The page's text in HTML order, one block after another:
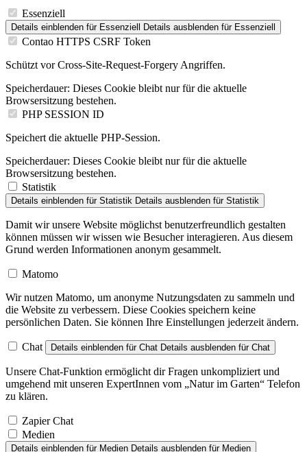
Essenziell
Details einblenden für Essenziell Details ausblenden für Essenziell
Contao HTTPS CSRF Token
Schützt vor Cross-Site-Request-Forgery Angriffen.
Speicherdauer: Dieses Cookie bleibt nur für die aktuelle
Browsersitzung bestehen.
PHP SESSION ID
Speichert die aktuelle PHP-Session.
Speicherdauer: Dieses Cookie bleibt nur für die aktuelle
Browsersitzung bestehen.
Statistik
Details einblenden für Statistik Details ausblenden für Statistik
Damit wir unsere Website möglichst benutzerfreundlich gestalten
können müssen wir wissen wie Besucher interagieren. Aus diesem
Grund werden Informationen anonym gesammelt.
Matomo
Wir nutzen Matomo, um anonyme Nutzungsdaten zu sammeln und
die Website zu verbessern. Diese Cookies speichern keine
persönlichen Daten. Sie können Ihre Einstellungen jederzeit ändern.
Chat Details einblenden für Chat Details ausblenden für Chat
Unsere Chat-Funktion ermöglicht dir Fragen unkompliziert und
umgehend mit unseren ExpertInnen vom „Natur im Garten“ Telefon
zu klären.
Zapier Chat
Medien
Details einblenden für Medien Details ausblenden für Medien